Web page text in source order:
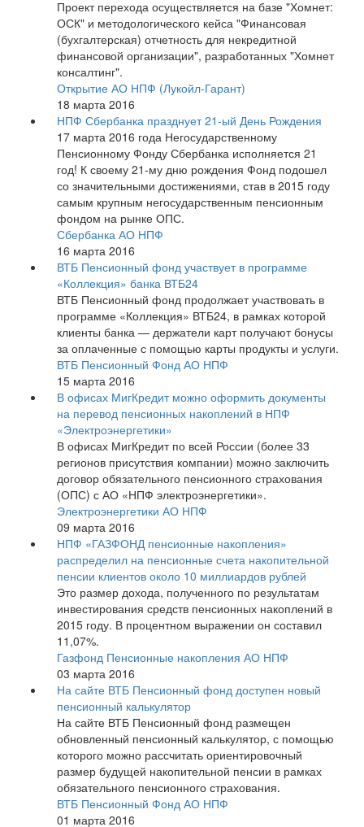
Проект перехода осуществляется на базе "Хомнет:
ОСК" и методологического кейса "Финансовая
(бухгалтерская) отчетность для некредитной
финансовой организации", разработанных "Хомнет
консалтинг".
Открытие АО НПФ (Лукойл-Гарант)
18 марта 2016
НПФ Сбербанка празднует 21-ый День Рождения
17 марта 2016 года Негосударственному
Пенсионному Фонду Сбербанка исполняется 21
год! К своему 21-му дню рождения Фонд подошел
со значительными достижениями, став в 2015 году
самым крупным негосударственным пенсионным
фондом на рынке ОПС.
Сбербанка АО НПФ
16 марта 2016
ВТБ Пенсионный фонд участвует в программе
«Коллекция» банка ВТБ24
ВТБ Пенсионный фонд продолжает участвовать в
программе «Коллекция» ВТБ24, в рамках которой
клиенты банка — держатели карт получают бонусы
за оплаченные с помощью карты продукты и услуги.
ВТБ Пенсионный Фонд АО НПФ
15 марта 2016
В офисах МигКредит можно оформить документы
на перевод пенсионных накоплений в НПФ
«Электроэнергетики»
В офисах МигКредит по всей России (более 33
регионов присутствия компании) можно заключить
договор обязательного пенсионного страхования
(ОПС) с АО «НПФ электроэнергетики».
Электроэнергетики АО НПФ
09 марта 2016
НПФ «ГАЗФОНД пенсионные накопления»
распределил на пенсионные счета накопительной
пенсии клиентов около 10 миллиардов рублей
Это размер дохода, полученного по результатам
инвестирования средств пенсионных накоплений в
2015 году. В процентном выражении он составил
11,07%.
Газфонд Пенсионные накопления АО НПФ
03 марта 2016
На сайте ВТБ Пенсионный фонд доступен новый
пенсионный калькулятор
На сайте ВТБ Пенсионный фонд размещен
обновленный пенсионный калькулятор, с помощью
которого можно рассчитать ориентировочный
размер будущей накопительной пенсии в рамках
обязательного пенсионного страхования.
ВТБ Пенсионный Фонд АО НПФ
01 марта 2016